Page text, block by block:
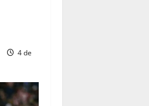
4 de